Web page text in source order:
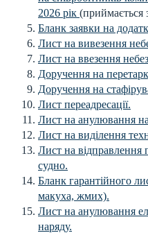
2026 рік (приймається
Бланк заявки на
Лист на вивезення
Лист на ввезення
Доручення на
Доручення на
Лист переадресації.
Лист на анулювання
Лист на виділення
Лист на відправлення
судно.
Бланк гарантійного
макуха, жмих).
Лист на анулювання
наряду.